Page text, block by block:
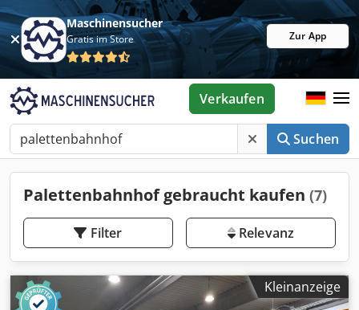
Maschinensucher
Gratis im Store Zur App
Suchen
Verkaufen
Palettenbahnhof gebraucht kaufen (7)
Filter Relevanz
Kleinanzeige